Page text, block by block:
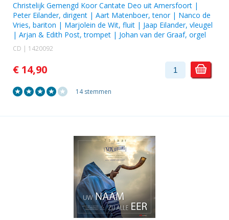
Christelijk Gemengd Koor Cantate Deo uit Amersfoort |
Peter Eilander, dirigent | Aart Matenboer, tenor | Nanco de
Vries, bariton | Marjolein de Wit, fluit | Jaap Eilander, vleugel
| Arjan & Edith Post, trompet | Johan van der Graaf, orgel
CD | 1420092
€ 14,90
14 stemmen